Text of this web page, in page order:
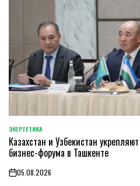
POSTED
IN
ЭНЕРГЕТИКА
Казахстан и Узбекистан
бизнес-форума в Ташкенте
on05.08.2026